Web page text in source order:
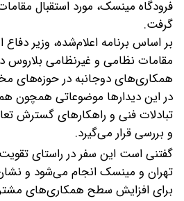
فرودگاه مینسک، مورد استقبال
گرفت.
بر اساس برنامه اعلام‌شده، وزیر دفاع
مقامات نظامی و غیرنظامی بلاروس
همکاری‌های دوجانبه در حوزه‌های
در این دیدارها موضوعاتی همچون
تبادلات فنی و راهکارهای گسترش
و بررسی قرار می‌گیرد.
گفتنی است این سفر در راستای
تهران و مینسک انجام می‌شود و
برای افزایش سطح همکاری‌های